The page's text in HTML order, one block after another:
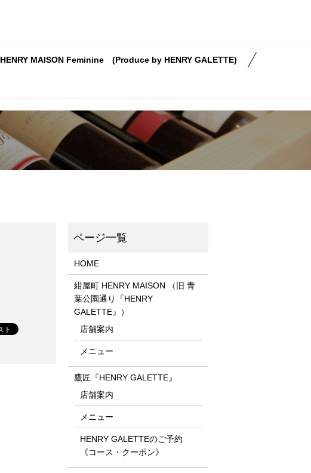
HENRY MAISON Feminine (Produce by HENRY GALETTE)
HOME
紺屋町 HENRY MAISON （旧 青
葉公園通り『HENRY
GALETTE』）
店舗案内
メニュー
鷹匠『HENRY GALETTE』
店舗案内
メニュー
HENRY GALETTEのご予約
《コース・クーポン》